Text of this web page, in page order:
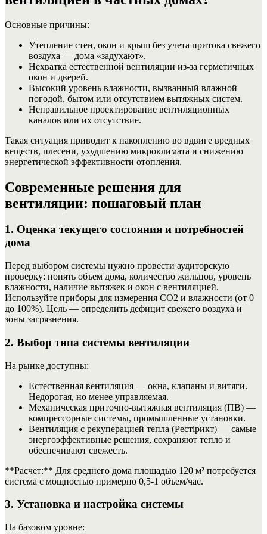
Основные причины:
Утепление стен, окон и крыш без учета притока свежего
воздуха — дома «задухают».
Нехватка естественной вентиляции из-за герметичных
окон и дверей.
Высокий уровень влажности, вызванный влажной
погодой, бытом или отсутствием вытяжных систем.
Неправильное проектирование вентиляционных
каналов или их отсутствие.
Такая ситуация приводит к накоплению во вдвиге вредных
веществ, плесени, ухудшению микроклимата и снижению
энергетической эффективности отопления.
Современные решения для
вентиляции: пошаговый план
1. Оценка текущего состояния и потребностей
дома
Перед выбором системы нужно провести аудиторскую
проверку: понять объем дома, количество жильцов, уровень
влажности, наличие вытяжек и окон с вентиляцией.
Используйте приборы для измерения CO2 и влажности (от 0
до 100%). Цель — определить дефицит свежего воздуха и
зоны загрязнения.
2. Выбор типа системы вентиляции
На рынке доступны:
Естественная вентиляция — окна, клапаны и витяги.
Недорогая, но менее управляемая.
Механическая приточно-вытяжная вентиляция (ПВ) —
компрессорные системы, промышленные установки.
Вентиляция с рекуперацией тепла (Рестірикт) — самые
энергоэффективные решения, сохраняют тепло и
обеспечивают свежесть.
**Расчет:** Для среднего дома площадью 120 м² потребуется
система с мощностью примерно 0,5-1 объем/час.
3. Установка и настройка системы
На базовом уровне: